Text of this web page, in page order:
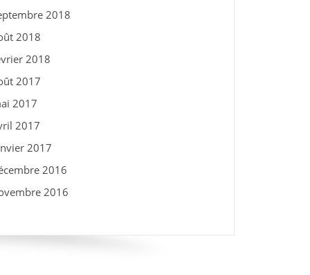
2018
2018
2018
2017
2017
2017
2017
2016
2016